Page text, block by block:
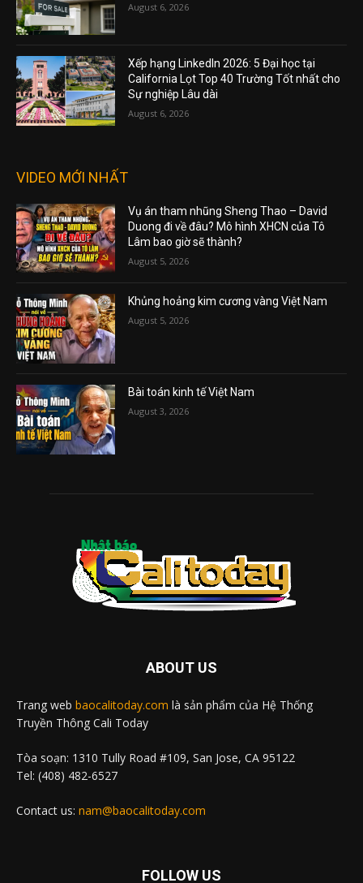
August 6, 2026
Xếp hạng LinkedIn 2026: 5 Đại học tại
California Lọt Top 40 Trường Tốt nhất cho
Sự nghiệp Lâu dài
August 6, 2026
VIDEO MỚI NHẤT
Vụ án tham nhũng Sheng Thao – David
Duong đi về đâu? Mô hình XHCN của Tô
Lâm bao giờ sẽ thành?
August 5, 2026
Khủng hoảng kim cương vàng Việt Nam
August 5, 2026
Bài toán kinh tế Việt Nam
August 3, 2026
ABOUT US
Trang web baocalitoday.com là sản phẩm của Hệ Thống
Truyền Thông Cali Today
Tòa soạn: 1310 Tully Road #109, San Jose, CA 95122
Tel: (408) 482-6527
Contact us: nam@baocalitoday.com
FOLLOW US